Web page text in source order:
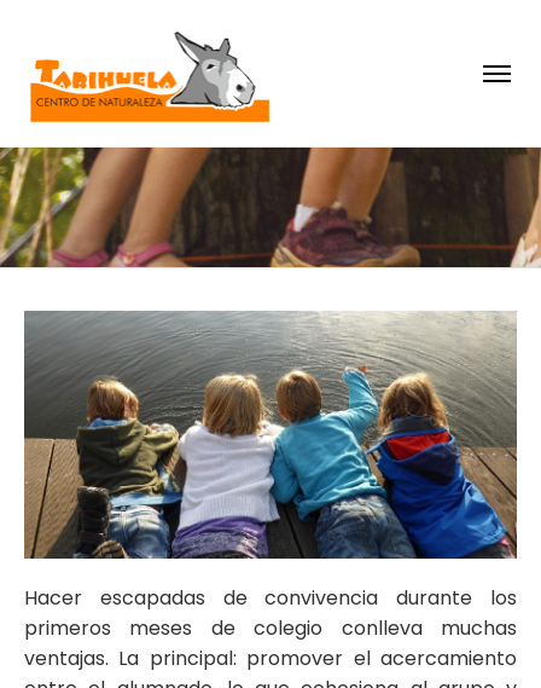
Hacer escapadas de convivencia durante los
primeros meses de colegio conlleva muchas
ventajas. La principal: promover el acercamiento